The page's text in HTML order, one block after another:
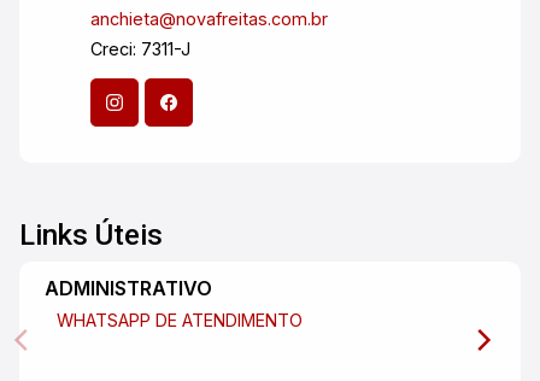
anchieta@novafreitas.com.br
Creci: 7311-J
Links Úteis
ADMINISTRATIVO
WHATSAPP DE ATENDIMENTO